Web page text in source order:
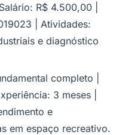
R$ 4.500,00 |
| Atividades:
e diagnóstico
completo |
3 meses |
e
em espaço recreativo.